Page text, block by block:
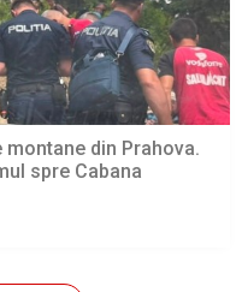
din Prahova.
spre Cabana